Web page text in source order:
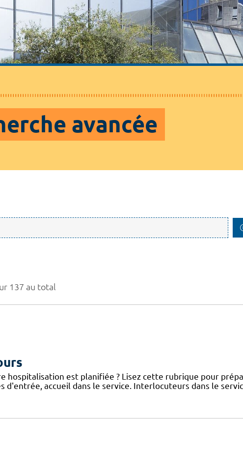
avancée
137 au total
hospitalisation est planifiée ? Lisez cette rubrique pour
d'entrée, accueil dans le service. Interlocuteurs dans le